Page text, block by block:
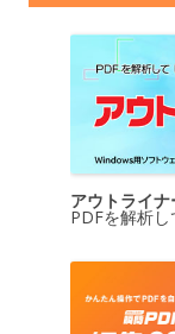
アウトライナ
PDFを解析